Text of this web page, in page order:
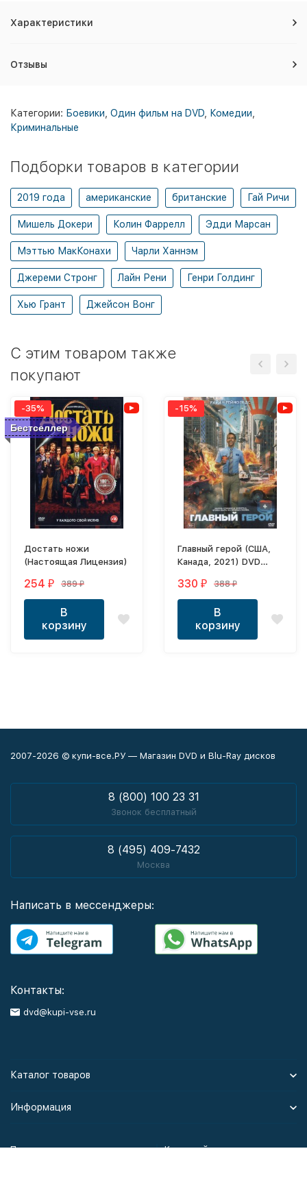
Характеристики
Отзывы
Категории: Боевики Один фильм на DVD Комедии
Криминальные
Подборки товаров в категории
2019 года американские британские Гай Ричи
Мишель Докери Колин Фаррелл Эдди Марсан
Мэттью МакКонахи Чарли Ханнэм
Джереми Стронг Лайн Рени Генри Голдинг
Хью Грант Джейсон Вонг
C этим товаром также
покупают
Бестселлер
-35%
Достать ножи
(Настоящая Лицензия)
254 ₽ 389₽
В
корзину
-15%
Главный герой (США,
Канада, 2021) DVD
профессиональный
(дублированный)
330 ₽ 388₽
В
корзину
2007-2026 © купи-все.РУ — Магазин DVD и Blu-Ray дисков
8 (800) 100 23 31
Звонок бесплатный
8 (495) 409-7432
Москва
Написать в мессенджеры:
Контакты:
dvd@kupi-vse.ru
Каталог товаров
Информация
Политика персональных данных Карта сайта